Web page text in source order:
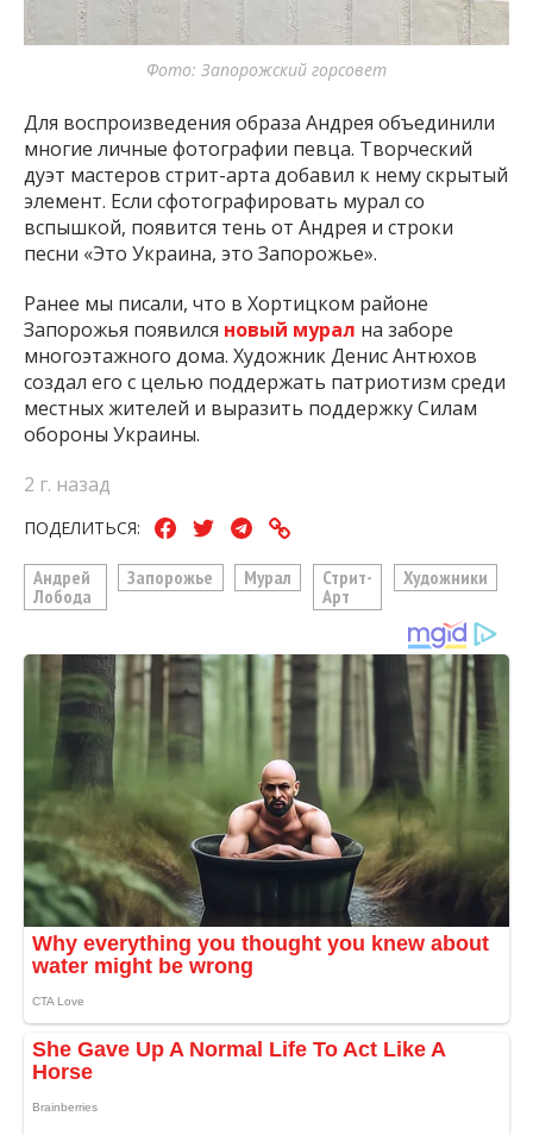
Фото: Запорожский горсовет
Для воспроизведения образа Андрея объединили
многие личные фотографии певца. Творческий
дуэт мастеров стрит-арта добавил к нему скрытый
элемент. Если сфотографировать мурал со
вспышкой, появится тень от Андрея и строки
песни «Это Украина, это Запорожье».
Ранее мы писали, что в Хортицком районе
Запорожья появился новый мурал на заборе
многоэтажного дома. Художник Денис Антюхов
создал его с целью поддержать патриотизм среди
местных жителей и выразить поддержку Силам
обороны Украины.
2 г. назад
ПОДЕЛИТЬСЯ:
Андрей
Лобода
Запорожье Мурал
Стрит-
Арт
Художники